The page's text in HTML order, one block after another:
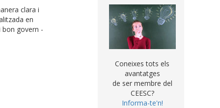
clara i
en
bon govern -
Coneixes tots els
avantatges
de ser membre del
CEESC?
Informa-te'n!